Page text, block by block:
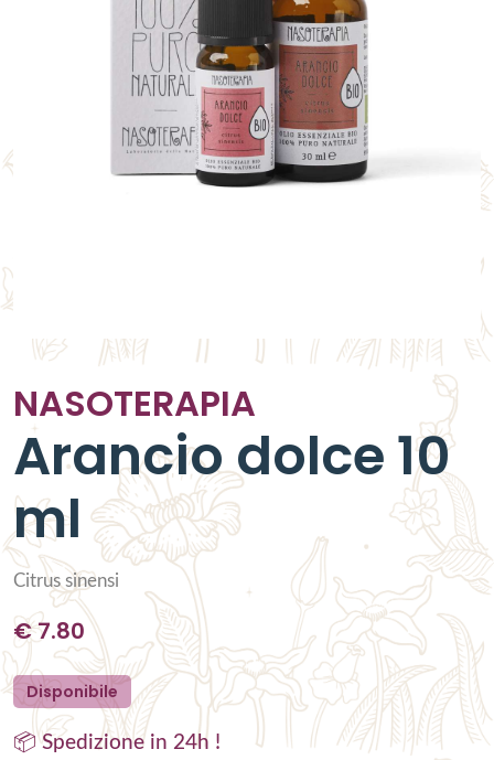
NASOTERAPIA
Arancio dolce 10
ml
Citrus sinensi
€7.80
Disponibile
📦 Spedizione in 24h !